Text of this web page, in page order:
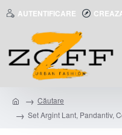
AUTENTIFICARE
Căutare
Set Argint Lant, Pandantiv,